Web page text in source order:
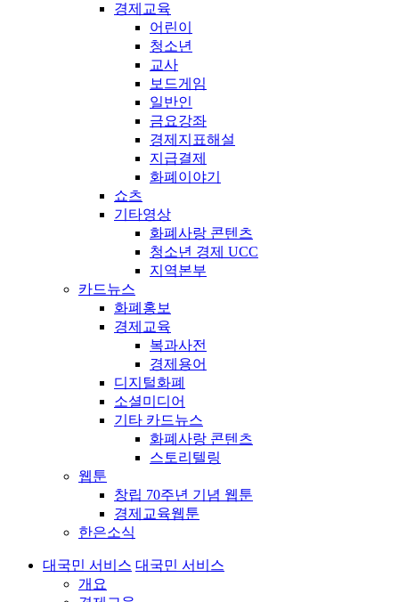
경제교육
어린이
청소년
교사
보드게임
일반인
금요강좌
경제지표해설
지급결제
화폐이야기
쇼츠
기타영상
화폐사랑 콘텐츠
청소년 경제 UCC
지역본부
카드뉴스
화폐홍보
경제교육
복과사전
경제용어
디지털화폐
소셜미디어
기타 카드뉴스
화폐사랑 콘텐츠
스토리텔링
웹툰
창립 70주년 기념 웹툰
경제교육웹툰
한은소식
대국민 서비스 대국민 서비스
개요